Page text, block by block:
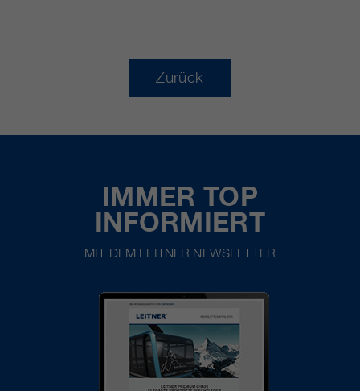
Zurück
IMMER TOP
INFORMIERT
MIT DEM LEITNER NEWSLETTER